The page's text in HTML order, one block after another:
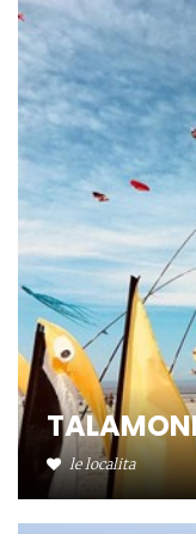
le localita